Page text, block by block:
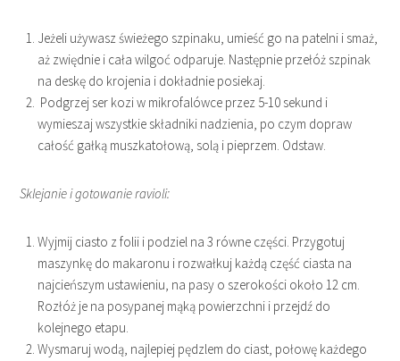
Jeżeli używasz świeżego szpinaku, umieść go na patelni i smaż,
aż zwiędnie i cała wilgoć odparuje. Następnie przełóż szpinak
na deskę do krojenia i dokładnie posiekaj.
Podgrzej ser kozi w mikrofalówce przez 5-10 sekund i
wymieszaj wszystkie składniki nadzienia, po czym dopraw
całość gałką muszkatołową, solą i pieprzem. Odstaw.
Sklejanie i gotowanie ravioli:
Wyjmij ciasto z folii i podziel na 3 równe części. Przygotuj
maszynkę do makaronu i rozwałkuj każdą część ciasta na
najcieńszym ustawieniu, na pasy o szerokości około 12 cm.
Rozłóż je na posypanej mąką powierzchni i przejdź do
kolejnego etapu.
Wysmaruj wodą, najlepiej pędzlem do ciast, połowę każdego